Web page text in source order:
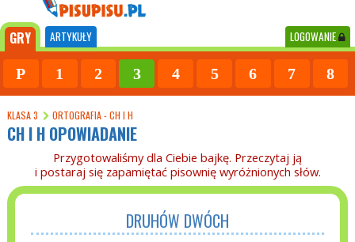
GRY ARTYKUŁY LOGOWANIE
P 1 2 3 4 5 6 7 8
KLASA 3 ORTOGRAFIA - CH I H
CH I H OPOWIADANIE
Przygotowaliśmy dla Ciebie bajkę. Przeczytaj ją
i postaraj się zapamiętać pisownię wyróżnionych słów.
DRUHÓW DWÓCH